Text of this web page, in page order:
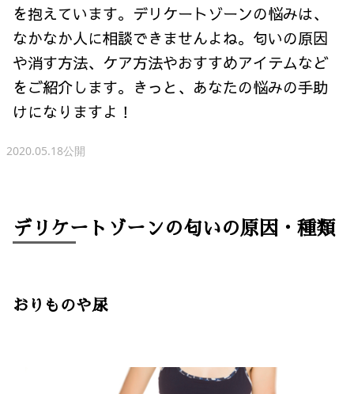
を抱えています。デリケートゾーンの悩みは、
なかなか人に相談できませんよね。匂いの原因
や消す方法、ケア方法やおすすめアイテムなど
をご紹介します。きっと、あなたの悩みの手助
けになりますよ！
2020.05.18公開
デリケートゾーンの匂いの原因・種類
おりものや尿